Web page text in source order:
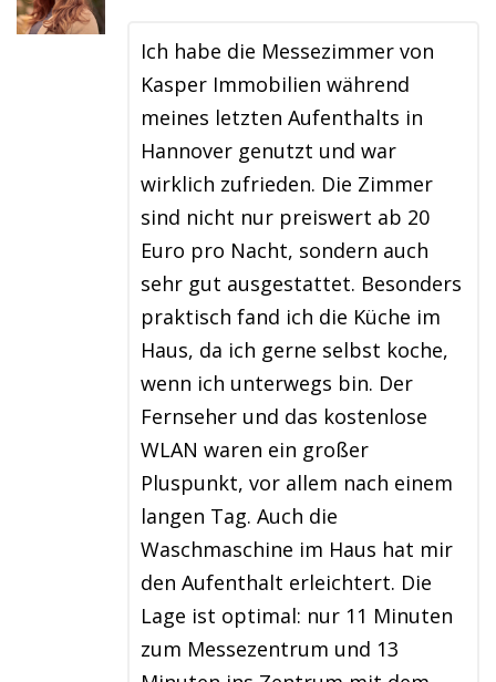
Ich habe die Messezimmer von
Kasper Immobilien während
meines letzten Aufenthalts in
Hannover genutzt und war
wirklich zufrieden. Die Zimmer
sind nicht nur preiswert ab 20
Euro pro Nacht, sondern auch
sehr gut ausgestattet. Besonders
praktisch fand ich die Küche im
Haus, da ich gerne selbst koche,
wenn ich unterwegs bin. Der
Fernseher und das kostenlose
WLAN waren ein großer
Pluspunkt, vor allem nach einem
langen Tag. Auch die
Waschmaschine im Haus hat mir
den Aufenthalt erleichtert. Die
Lage ist optimal: nur 11 Minuten
zum Messezentrum und 13